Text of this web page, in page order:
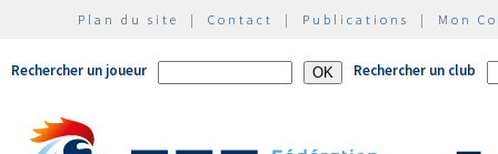
Plan du site | Contact | Publications | Mon
Rechercher un joueur Rechercher un club